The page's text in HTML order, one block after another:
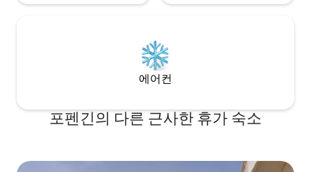
에어컨
포펜긴의 다른 근사한 휴가 숙소